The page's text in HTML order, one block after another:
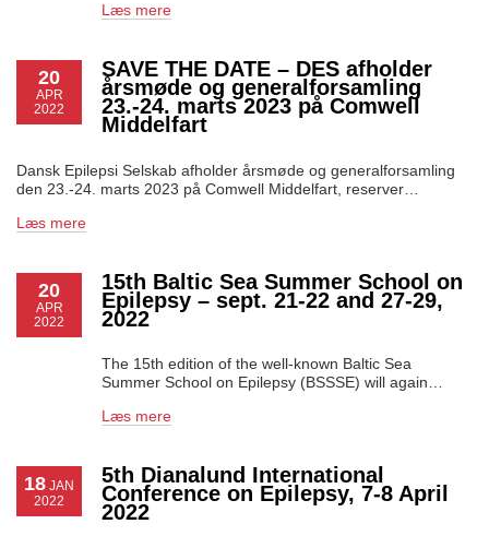
Læs mere
20
APR
2022
SAVE THE DATE – DES afholder
årsmøde og generalforsamling
23.-24. marts 2023 på Comwell
Middelfart
Dansk Epilepsi Selskab afholder årsmøde og generalforsamling
den 23.-24. marts 2023 på Comwell Middelfart, reserver…
Læs mere
20
APR
2022
15th Baltic Sea Summer School on
Epilepsy – sept. 21-22 and 27-29,
2022
The 15th edition of the well-known Baltic Sea
Summer School on Epilepsy (BSSSE) will again…
Læs mere
18 JAN
2022
5th Dianalund International
Conference on Epilepsy, 7-8 April
2022